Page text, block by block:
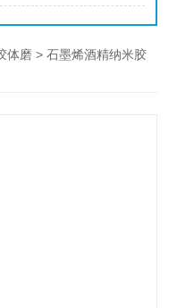
体磨 > 石墨烯酒精纳米胶